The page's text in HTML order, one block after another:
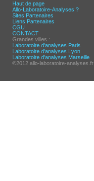
Haut de page
Allo-Laboratoire-Analyses ?
Sites Partenaires
Liens Partenaires
CGU
CONTACT
Grandes villes :
Laboratoire d'analyses Paris
Laboratoire d'analyses Lyon
Laboratoire d'analyses Marseille
©2012 allo-laboratoire-analyses.fr